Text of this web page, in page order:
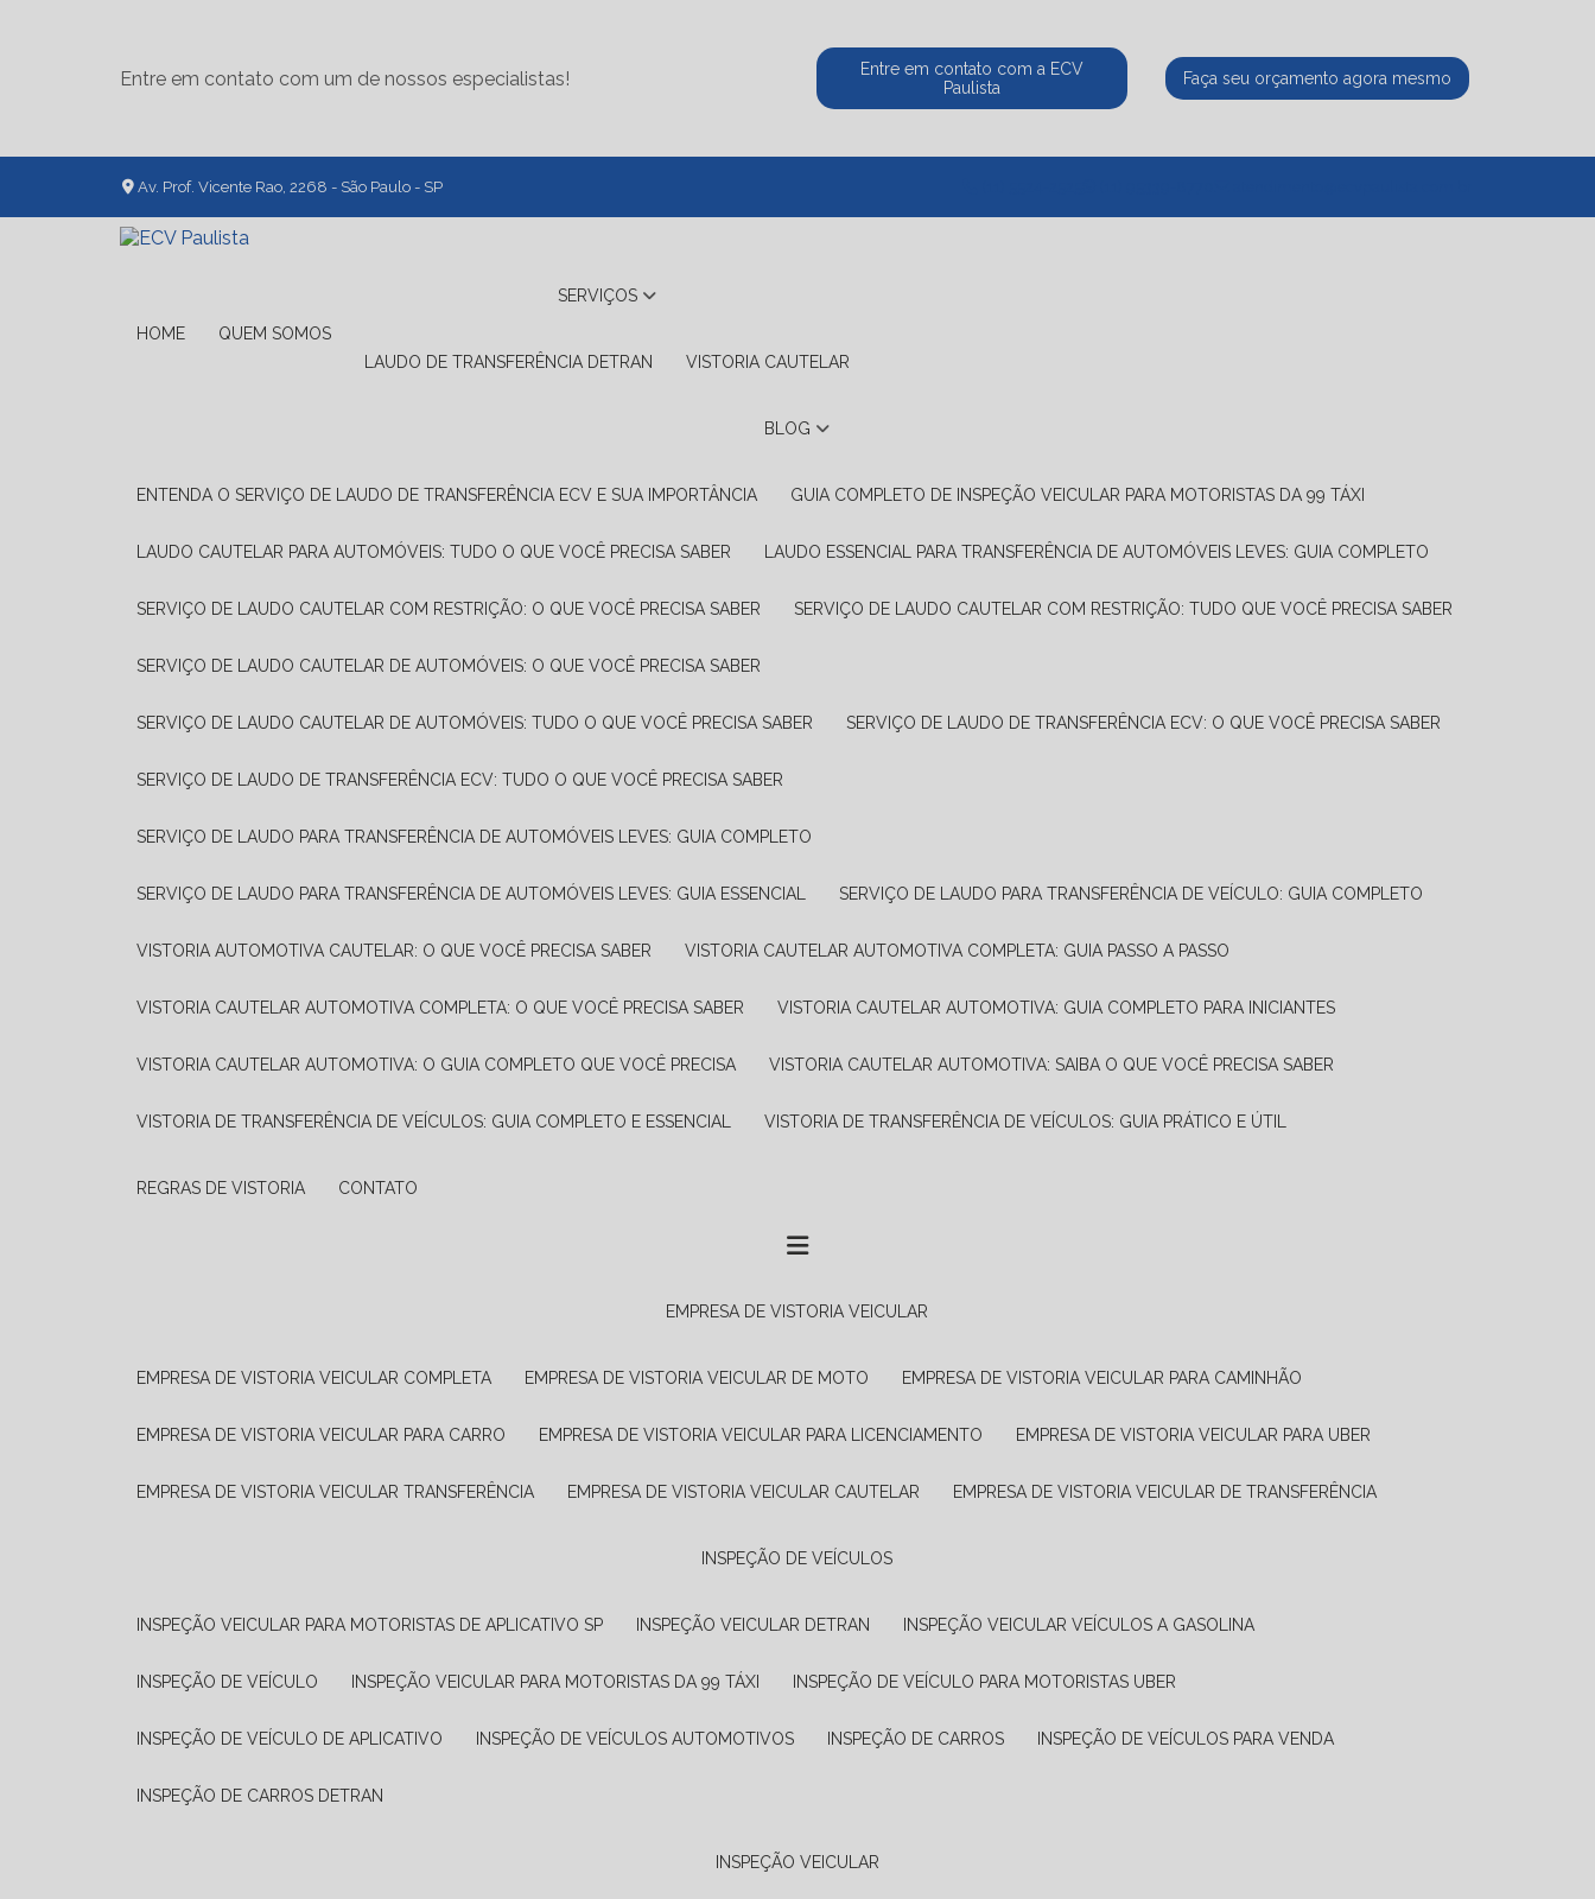
Entre em contato com um de nossos especialistas!
Entre em contato com a ECV
Paulista
Faça seu orçamento agora mesmo
Av. Prof. Vicente Rao, 2268 - São Paulo - SP
HOME QUEM SOMOS
SERVIÇOS
LAUDO DE TRANSFERÊNCIA DETRAN VISTORIA CAUTELAR
BLOG
ENTENDA O SERVIÇO DE LAUDO DE TRANSFERÊNCIA ECV E SUA IMPORTÂNCIA GUIA COMPLETO DE INSPEÇÃO VEICULAR PARA MOTORISTAS DA 99 TÁXI
LAUDO CAUTELAR PARA AUTOMÓVEIS: TUDO O QUE VOCÊ PRECISA SABER LAUDO ESSENCIAL PARA TRANSFERÊNCIA DE AUTOMÓVEIS LEVES: GUIA COMPLETO
SERVIÇO DE LAUDO CAUTELAR COM RESTRIÇÃO: O QUE VOCÊ PRECISA SABER SERVIÇO DE LAUDO CAUTELAR COM RESTRIÇÃO: TUDO QUE VOCÊ PRECISA SABER
SERVIÇO DE LAUDO CAUTELAR DE AUTOMÓVEIS: O QUE VOCÊ PRECISA SABER
SERVIÇO DE LAUDO CAUTELAR DE AUTOMÓVEIS: TUDO O QUE VOCÊ PRECISA SABER SERVIÇO DE LAUDO DE TRANSFERÊNCIA ECV: O QUE VOCÊ PRECISA SABER
SERVIÇO DE LAUDO DE TRANSFERÊNCIA ECV: TUDO O QUE VOCÊ PRECISA SABER
SERVIÇO DE LAUDO PARA TRANSFERÊNCIA DE AUTOMÓVEIS LEVES: GUIA COMPLETO
SERVIÇO DE LAUDO PARA TRANSFERÊNCIA DE AUTOMÓVEIS LEVES: GUIA ESSENCIAL SERVIÇO DE LAUDO PARA TRANSFERÊNCIA DE VEÍCULO: GUIA COMPLETO
VISTORIA AUTOMOTIVA CAUTELAR: O QUE VOCÊ PRECISA SABER VISTORIA CAUTELAR AUTOMOTIVA COMPLETA: GUIA PASSO A PASSO
VISTORIA CAUTELAR AUTOMOTIVA COMPLETA: O QUE VOCÊ PRECISA SABER VISTORIA CAUTELAR AUTOMOTIVA: GUIA COMPLETO PARA INICIANTES
VISTORIA CAUTELAR AUTOMOTIVA: O GUIA COMPLETO QUE VOCÊ PRECISA VISTORIA CAUTELAR AUTOMOTIVA: SAIBA O QUE VOCÊ PRECISA SABER
VISTORIA DE TRANSFERÊNCIA DE VEÍCULOS: GUIA COMPLETO E ESSENCIAL VISTORIA DE TRANSFERÊNCIA DE VEÍCULOS: GUIA PRÁTICO E ÚTIL
REGRAS DE VISTORIA CONTATO
EMPRESA DE VISTORIA VEICULAR
EMPRESA DE VISTORIA VEICULAR COMPLETA EMPRESA DE VISTORIA VEICULAR DE MOTO EMPRESA DE VISTORIA VEICULAR PARA CAMINHÃO
EMPRESA DE VISTORIA VEICULAR PARA CARRO EMPRESA DE VISTORIA VEICULAR PARA LICENCIAMENTO EMPRESA DE VISTORIA VEICULAR PARA UBER
EMPRESA DE VISTORIA VEICULAR TRANSFERÊNCIA EMPRESA DE VISTORIA VEICULAR CAUTELAR EMPRESA DE VISTORIA VEICULAR DE TRANSFERÊNCIA
INSPEÇÃO DE VEÍCULOS
INSPEÇÃO VEICULAR PARA MOTORISTAS DE APLICATIVO SP INSPEÇÃO VEICULAR DETRAN INSPEÇÃO VEICULAR VEÍCULOS A GASOLINA
INSPEÇÃO DE VEÍCULO INSPEÇÃO VEICULAR PARA MOTORISTAS DA 99 TÁXI INSPEÇÃO DE VEÍCULO PARA MOTORISTAS UBER
INSPEÇÃO DE VEÍCULO DE APLICATIVO INSPEÇÃO DE VEÍCULOS AUTOMOTIVOS INSPEÇÃO DE CARROS INSPEÇÃO DE VEÍCULOS PARA VENDA
INSPEÇÃO DE CARROS DETRAN
INSPEÇÃO VEICULAR